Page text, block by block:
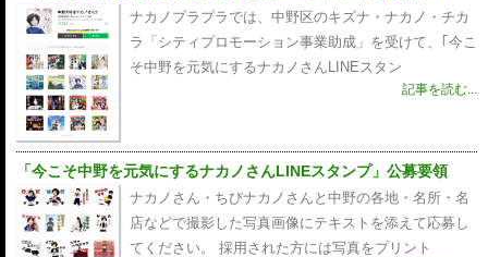
ナカノプラプラでは、中野区のキズナ・ナカノ・チカ
ラ「シティプロモーション事業助成」を受けて、｢今こ
そ中野を元気にするナカノさんLINEスタン
記事を読む...
「今こそ中野を元気にするナカノさんLINEスタンプ」公募要領
ナカノさん・ちびナカノさんと中野の各地・名所・名
店などで撮影した写真画像にテキストを添えて応募し
てください。 採用された方には写真をプリント